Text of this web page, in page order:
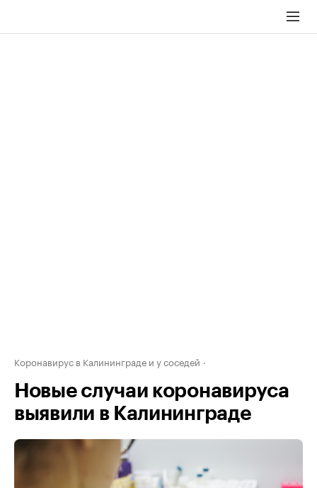
Коронавирус в Калининграде и у соседей
Новые случаи коронавируса
выявили в Калининграде